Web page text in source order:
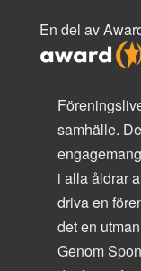
En del av
samhälle.
i alla åldrar
driva en
det en
Genom